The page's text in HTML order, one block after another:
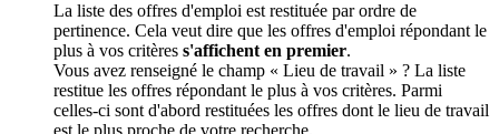
La liste des offres d'emploi est restituée par ordre de
pertinence. Cela veut dire que les offres d'emploi répondant le
plus à vos critères s'affichent en premier.
Vous avez renseigné le champ « Lieu de travail » ? La liste
restitue les offres répondant le plus à vos critères. Parmi
celles-ci sont d'abord restituées les offres dont le lieu de travail